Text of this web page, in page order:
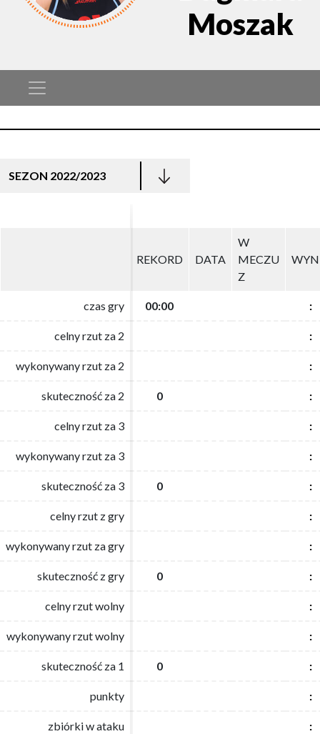
Moszak
SEZON 2022/2023
REKORD DATA
W
MECZU
Z
czas gry 00:00 :
celny rzut za 2 :
wykonywany rzut za 2 :
skuteczność za 2 0 :
celny rzut za 3 :
wykonywany rzut za 3 :
skuteczność za 3 0 :
celny rzut z gry :
wykonywany rzut za gry :
skuteczność z gry 0 :
celny rzut wolny :
wykonywany rzut wolny :
skuteczność za 1 0 :
punkty :
zbiórki w ataku :
REKORD DATA
W
MECZU
Z
czas gry 00:00 :
celny rzut za 2 :
wykonywany rzut za 2 :
skuteczność za 2 0 :
celny rzut za 3 :
wykonywany rzut za 3 :
skuteczność za 3 0 :
celny rzut z gry :
wykonywany rzut za gry :
skuteczność z gry 0 :
celny rzut wolny :
wykonywany rzut wolny :
skuteczność za 1 0 :
punkty :
zbiórki w ataku :